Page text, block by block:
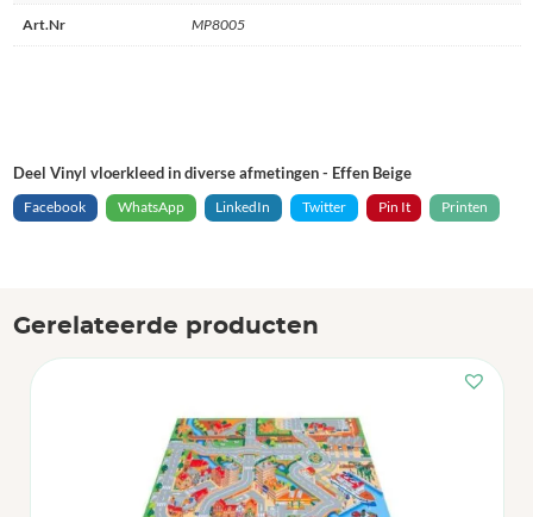
Art.Nr MP8005
Deel Vinyl vloerkleed in diverse afmetingen - Effen Beige
Facebook
WhatsApp LinkedIn Twitter Pin It Printen
Gerelateerde producten